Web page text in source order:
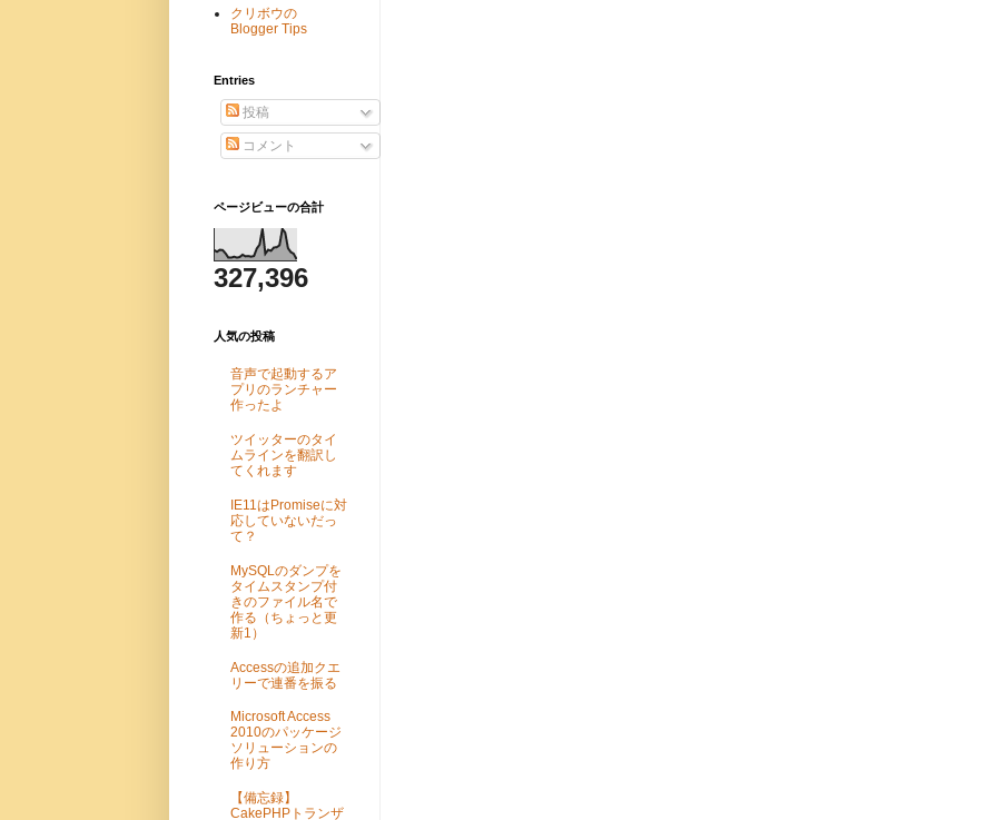
クリボウの
Blogger Tips
Entries
投稿
コメント
ページビューの合計
327,396
人気の投稿
音声で起動するア
プリのランチャー
作ったよ
ツイッターのタイ
ムラインを翻訳し
てくれます
IE11はPromiseに対
応していないだっ
て？
MySQLのダンプを
タイムスタンプ付
きのファイル名で
作る（ちょっと更
新1）
Accessの追加クエ
リーで連番を振る
Microsoft Access
2010のパッケージ
ソリューションの
作り方
【備忘録】
CakePHPトランザ